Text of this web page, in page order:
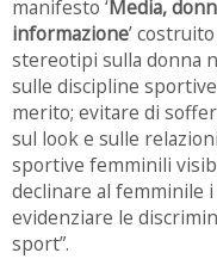
manifesto ‘Media,
informazione’
stereotipi sulla donna
sulle discipline
merito; evitare di
sul look e sulle
sportive femminili
declinare al femminile
evidenziare le
sport”.